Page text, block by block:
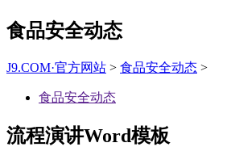
食品安全动态
J9.COM·官方网站 > 食品安全动态 >
食品安全动态
流程演讲Word模板